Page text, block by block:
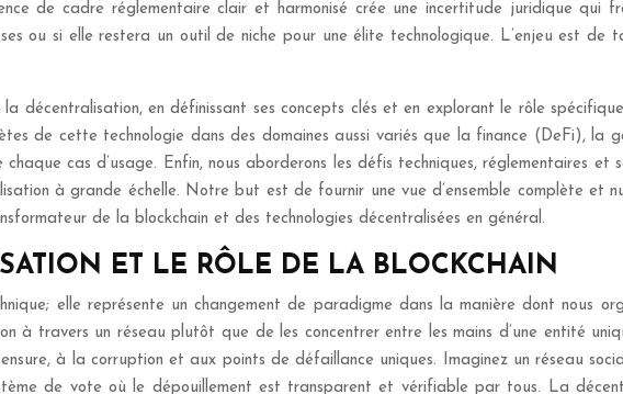
de cadre réglementaire clair et harmonisé crée une incertitude juridique qui
ou si elle restera un outil de niche pour une élite technologique. L’enjeu est de
décentralisation, en définissant ses concepts clés et en explorant le rôle
de cette technologie dans des domaines aussi variés que la finance (DeFi), la
cas d’usage. Enfin, nous aborderons les défis techniques, réglementaires et
à grande échelle. Notre but est de fournir une vue d’ensemble complète
de la blockchain et des technologies décentralisées en général.
ET LE RÔLE DE LA BLOCKCHAIN
elle représente un changement de paradigme dans la manière dont nous
à travers un réseau plutôt que de les concentrer entre les mains d’une entité
à la corruption et aux points de défaillance uniques. Imaginez un réseau
de vote où le dépouillement est transparent et vérifiable par tous. La